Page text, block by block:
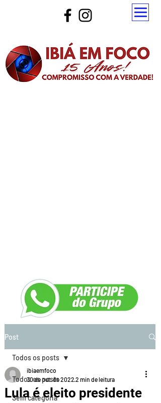
Post
Todos os posts
Sem categoria
Todos os posts
Lula é eleito presidente
ibiaemfoco
30 de out. de 2022 2 min de leitura